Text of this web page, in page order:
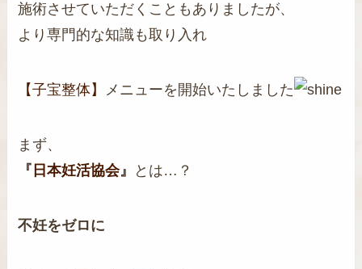
施術させていただくこともありましたが、
より専門的な知識も取り入れ
【子宝整体】 メニューを開始いたしました
まず、
『 日本妊活協会』 とは…？
不妊をゼロに